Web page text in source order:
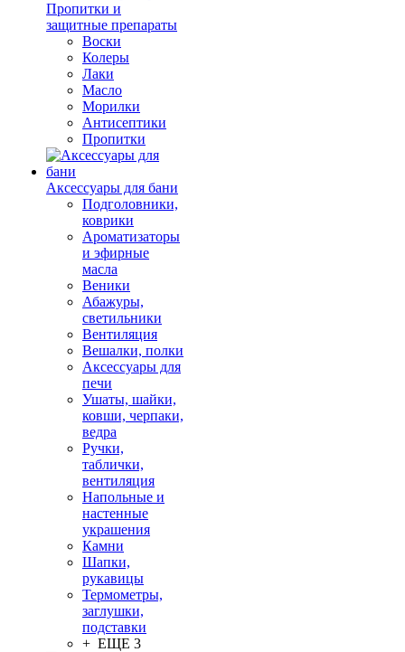
Пропитки и
защитные препараты
Воски
Колеры
Лаки
Масло
Морилки
Антисептики
Пропитки
Аксессуары для бани
Подголовники,
коврики
Ароматизаторы
и эфирные
масла
Веники
Абажуры,
светильники
Вентиляция
Вешалки, полки
Аксессуары для
печи
Ушаты, шайки,
ковши, черпаки,
ведра
Ручки,
таблички,
вентиляция
Напольные и
настенные
украшения
Камни
Шапки,
рукавицы
Термометры,
заглушки,
подставки
+ ЕЩЕ 3